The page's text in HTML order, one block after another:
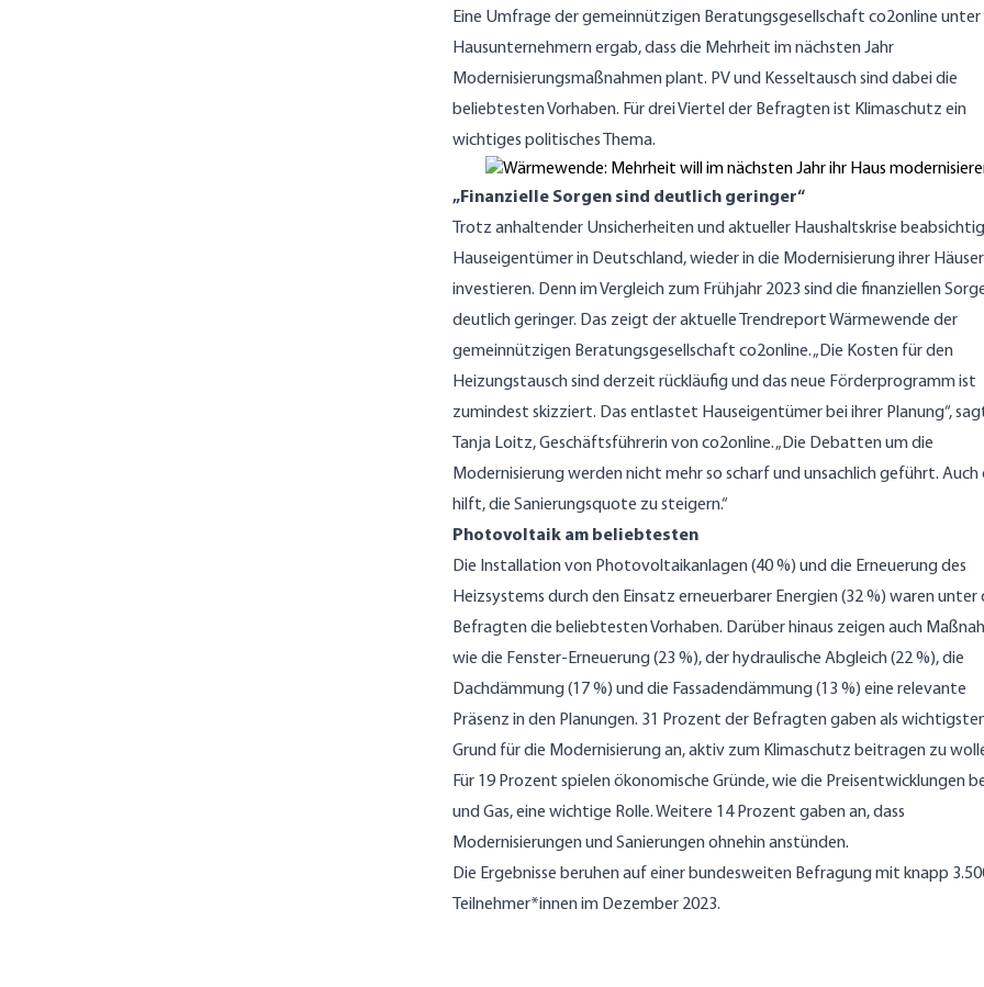
Eine Umfrage der gemeinnützigen Beratungsgesellschaft co2online unter
Hausunternehmern ergab, dass die Mehrheit im nächsten Jahr
Modernisierungsmaßnahmen plant. PV und Kesseltausch sind dabei die
beliebtesten Vorhaben. Für drei Viertel der Befragten ist Klimaschutz ein
wichtiges politisches Thema.
„Finanzielle Sorgen sind deutlich geringer“
Trotz anhaltender Unsicherheiten und aktueller Haushaltskrise
Hauseigentümer in Deutschland, wieder in die Modernisierung ihrer
investieren. Denn im Vergleich zum Frühjahr 2023 sind die finanziellen
deutlich geringer. Das zeigt der aktuelle Trendreport Wärmewende der
gemeinnützigen Beratungsgesellschaft co2online. „Die Kosten für den
Heizungstausch sind derzeit rückläufig und das neue Förderprogramm ist
zumindest skizziert. Das entlastet Hauseigentümer bei ihrer Planung“,
Tanja Loitz, Geschäftsführerin von co2online. „Die Debatten um die
Modernisierung werden nicht mehr so scharf und unsachlich geführt. Auch
hilft, die Sanierungsquote zu steigern.“
Photovoltaik am beliebtesten
Die Installation von Photovoltaikanlagen (40 %) und die Erneuerung des
Heizsystems durch den Einsatz erneuerbarer Energien (32 %) waren unter
Befragten die beliebtesten Vorhaben. Darüber hinaus zeigen auch
wie die Fenster-Erneuerung (23 %), der hydraulische Abgleich (22 %), die
Dachdämmung (17 %) und die Fassadendämmung (13 %) eine relevante
Präsenz in den Planungen. 31 Prozent der Befragten gaben als
Grund für die Modernisierung an, aktiv zum Klimaschutz beitragen zu
Für 19 Prozent spielen ökonomische Gründe, wie die Preisentwicklungen
und Gas, eine wichtige Rolle. Weitere 14 Prozent gaben an, dass
Modernisierungen und Sanierungen ohnehin anstünden.
Die Ergebnisse beruhen auf einer bundesweiten Befragung mit knapp
Teilnehmer*innen im Dezember 2023.